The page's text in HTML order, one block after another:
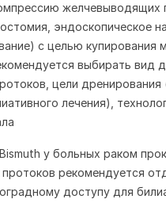
желчевыводящих
эндоскопическое
с целью купирования
выбирать вид
цели
лечения),
у больных раком
рекомендуется
доступу для